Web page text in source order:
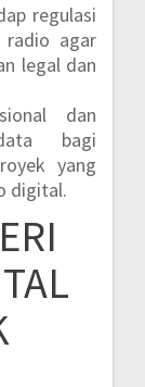
regulasi
radio agar
legal dan
dan
bagi
yang
digital.